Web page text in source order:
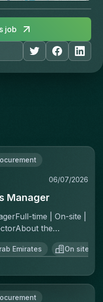
job
06/07/2026
Manager
time | On-site |
the
logistics chain for a
across two
fulfillment and
a greenfield
operating
Emirates On site